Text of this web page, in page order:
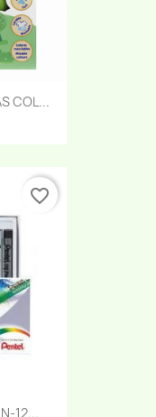
COL...
12...
favorite_border